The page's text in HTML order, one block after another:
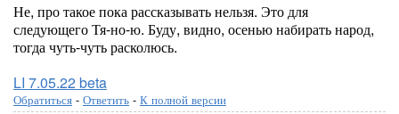
Не, про такое пока рассказывать нельзя. Это для
следующего Тя-но-ю. Буду, видно, осенью набирать народ,
тогда чуть-чуть расколюсь.
LI 7.05.22 beta
Обратиться - Ответить - К полной версии